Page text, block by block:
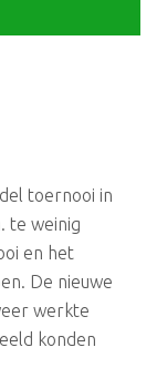
toernooi in
te weinig
en het
De nieuwe
werkte
konden